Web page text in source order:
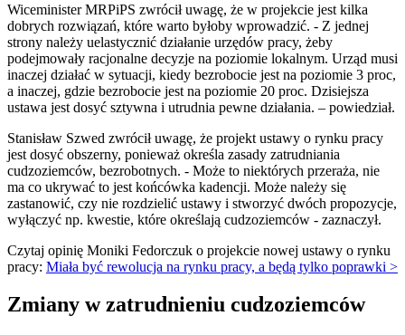
Wiceminister MRPiPS zwrócił uwagę, że w projekcie jest kilka
dobrych rozwiązań, które warto byłoby wprowadzić. - Z jednej
strony należy uelastycznić działanie urzędów pracy, żeby
podejmowały racjonalne decyzje na poziomie lokalnym. Urząd musi
inaczej działać w sytuacji, kiedy bezrobocie jest na poziomie 3 proc,
a inaczej, gdzie bezrobocie jest na poziomie 20 proc. Dzisiejsza
ustawa jest dosyć sztywna i utrudnia pewne działania. – powiedział.
Stanisław Szwed zwrócił uwagę, że projekt ustawy o rynku pracy
jest dosyć obszerny, ponieważ określa zasady zatrudniania
cudzoziemców, bezrobotnych. - Może to niektórych przeraża, nie
ma co ukrywać to jest końcówka kadencji. Może należy się
zastanowić, czy nie rozdzielić ustawy i stworzyć dwóch propozycje,
wyłączyć np. kwestie, które określają cudzoziemców - zaznaczył.
Czytaj opinię Moniki Fedorczuk o projekcie nowej ustawy o rynku
pracy: Miała być rewolucja na rynku pracy, a będą tylko poprawki >
Zmiany w zatrudnieniu cudzoziemców